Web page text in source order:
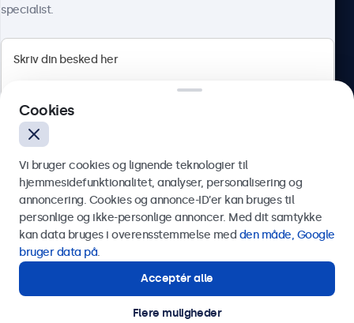
Herstedøstervej 27-29, unit A, 2620 Albertslund, Danmark
Dansk
© 2026 Beetronics
specialist.
Send
Eller ring til os på
Kontakt vores specialister.
Cookies
Vi bruger cookies og lignende teknologier til
hjemmesidefunktionalitet, analyser, personalisering og
annoncering. Cookies og annonce-ID’er kan bruges til
personlige og ikke-personlige annoncer. Med dit samtykke
kan data bruges i overensstemmelse med den måde, Google
bruger data på.
Acceptér alle
Flere muligheder